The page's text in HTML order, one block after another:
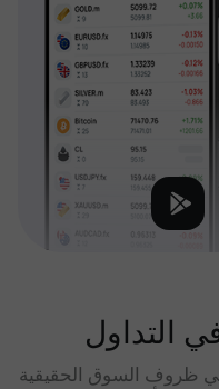
التداول
في ظروف السوق الحقيقية